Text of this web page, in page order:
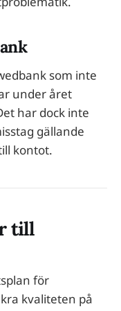
som inte
under året
har dock inte
gällande
kontot.
till
för
kvaliteten på